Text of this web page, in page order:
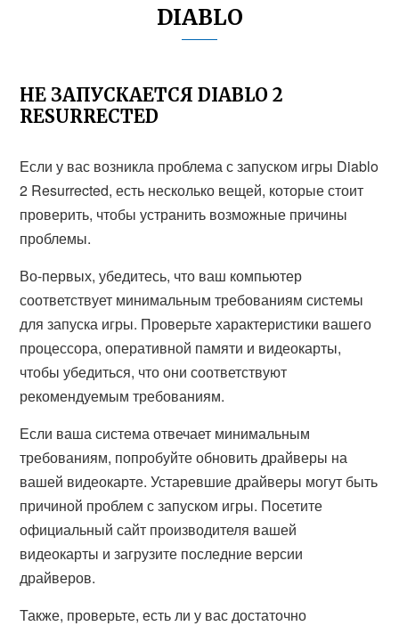
DIABLO
НЕ ЗАПУСКАЕТСЯ DIABLO 2
RESURRECTED
Если у вас возникла проблема с запуском игры Diablo
2 Resurrected, есть несколько вещей, которые стоит
проверить, чтобы устранить возможные причины
проблемы.
Во-первых, убедитесь, что ваш компьютер
соответствует минимальным требованиям системы
для запуска игры. Проверьте характеристики вашего
процессора, оперативной памяти и видеокарты,
чтобы убедиться, что они соответствуют
рекомендуемым требованиям.
Если ваша система отвечает минимальным
требованиям, попробуйте обновить драйверы на
вашей видеокарте. Устаревшие драйверы могут быть
причиной проблем с запуском игры. Посетите
официальный сайт производителя вашей
видеокарты и загрузите последние версии
драйверов.
Также, проверьте, есть ли у вас достаточно